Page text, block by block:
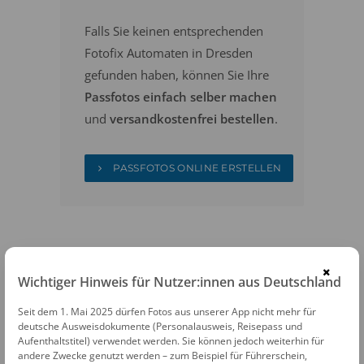
Falls Sie keinen entsprechenden
Fotofix Automaten in Dresden
gefunden haben, können Sie Ihre
Passfotos einfach selber machen
und versandkostenfrei bestellen.
PASSFOTOS ONLINE ERSTELLEN
FOTOAUTOMATEN
Fotofix Automat Dresden Altmarkt-Galerie
×
Wichtiger Hinweis für Nutzer:innen aus Deutschland
Seit dem 1. Mai 2025 dürfen Fotos aus unserer App nicht mehr für
deutsche Ausweisdokumente (Personalausweis, Reisepass und
Aufenthaltstitel) verwendet werden. Sie können jedoch weiterhin für
andere Zwecke genutzt werden – zum Beispiel für Führerschein,